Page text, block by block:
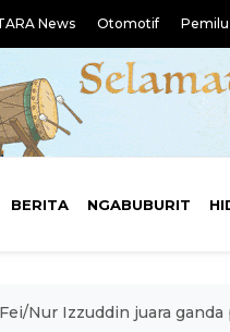
News Otomotif Pemilu
BERITA NGABUBURIT
Nur Izzuddin juara